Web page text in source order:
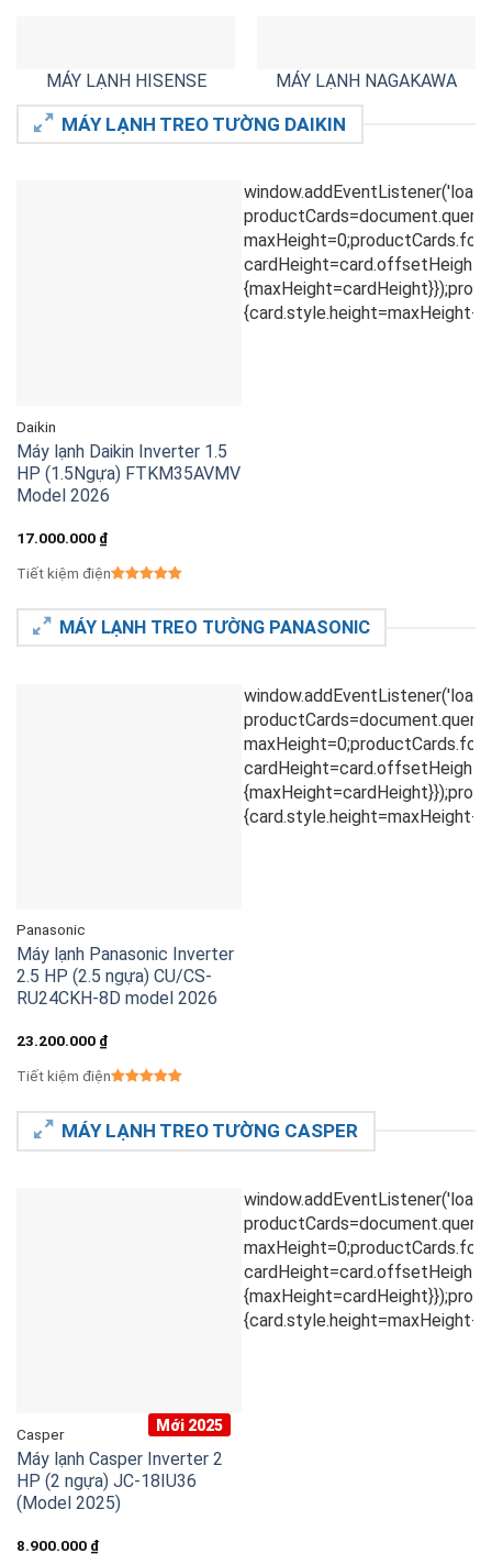
MÁY LẠNH HISENSE MÁY LẠNH NAGAKAWA
MÁY LẠNH TREO TƯỜNG DAIKIN
Daikin
Máy lạnh Daikin Inverter 1.5
HP (1.5Ngựa) FTKM35AVMV
Model 2026
17.000.000 ₫
Tiết kiệm điện
MÁY LẠNH TREO TƯỜNG PANASONIC
Panasonic
Máy lạnh Panasonic Inverter
2.5 HP (2.5 ngựa) CU/CS-
RU24CKH-8D model 2026
23.200.000 ₫
Tiết kiệm điện
MÁY LẠNH TREO TƯỜNG CASPER
Casper
Mới 2025
Máy lạnh Casper Inverter 2
HP (2 ngựa) JC-18IU36
(Model 2025)
8.900.000 ₫